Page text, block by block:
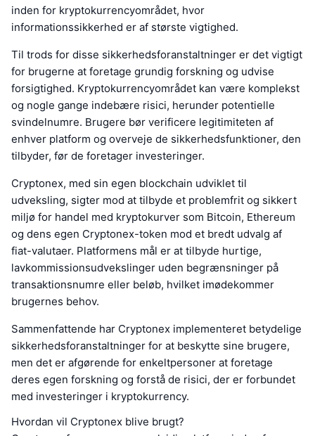
inden for kryptokurrencyområdet, hvor
informationssikkerhed er af største vigtighed.
Til trods for disse sikkerhedsforanstaltninger er det vigtigt
for brugerne at foretage grundig forskning og udvise
forsigtighed. Kryptokurrencyområdet kan være komplekst
og nogle gange indebære risici, herunder potentielle
svindelnumre. Brugere bør verificere legitimiteten af
enhver platform og overveje de sikkerhedsfunktioner, den
tilbyder, før de foretager investeringer.
Cryptonex, med sin egen blockchain udviklet til
udveksling, sigter mod at tilbyde et problemfrit og sikkert
miljø for handel med kryptokurver som Bitcoin, Ethereum
og dens egen Cryptonex-token mod et bredt udvalg af
fiat-valutaer. Platformens mål er at tilbyde hurtige,
lavkommissionsudvekslinger uden begrænsninger på
transaktionsnumre eller beløb, hvilket imødekommer
brugernes behov.
Sammenfattende har Cryptonex implementeret betydelige
sikkerhedsforanstaltninger for at beskytte sine brugere,
men det er afgørende for enkeltpersoner at foretage
deres egen forskning og forstå de risici, der er forbundet
med investeringer i kryptokurrency.
Hvordan vil Cryptonex blive brugt?